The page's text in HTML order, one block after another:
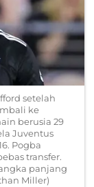
setelah
ke
berusia 29
Juventus
Pogba
transfer.
panjang
Miller)